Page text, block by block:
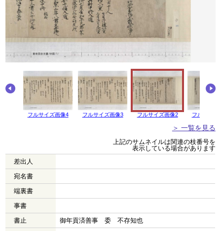
フルサイズ画像4 フルサイズ画像3 フルサイズ画像2 フルサイズ
＞ 一覧を見る
上記のサムネイルは関連の枝番号を
表示している場合があります
差出人
宛名書
端裏書
事書
書止
御年貢済善事 委 不存知也